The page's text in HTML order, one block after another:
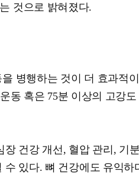
것으로 밝혀졌다.
병행하는 것이 더 효과적
동 혹은 75분 이상의 고강
건강 개선, 혈압 관리, 기
있다. 뼈 건강에도 유익